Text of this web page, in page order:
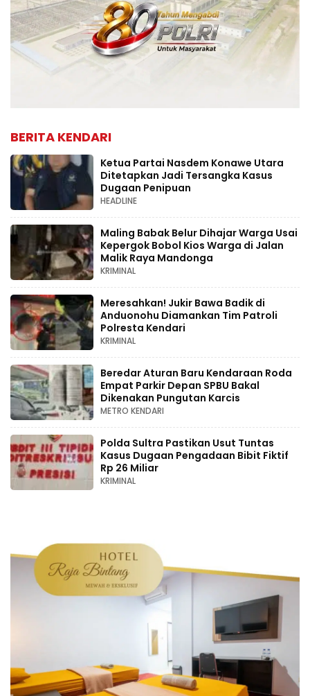
BERITA KENDARI
Ketua Partai Nasdem Konawe Utara
Ditetapkan Jadi Tersangka Kasus
Dugaan Penipuan
HEADLINE
Maling Babak Belur Dihajar Warga Usai
Kepergok Bobol Kios Warga di Jalan
Malik Raya Mandonga
KRIMINAL
Meresahkan! Jukir Bawa Badik di
Anduonohu Diamankan Tim Patroli
Polresta Kendari
KRIMINAL
Beredar Aturan Baru Kendaraan Roda
Empat Parkir Depan SPBU Bakal
Dikenakan Pungutan Karcis
METRO KENDARI
Polda Sultra Pastikan Usut Tuntas
Kasus Dugaan Pengadaan Bibit Fiktif
Rp 26 Miliar
KRIMINAL